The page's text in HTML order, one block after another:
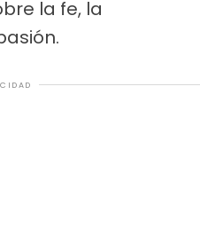
la fe, la